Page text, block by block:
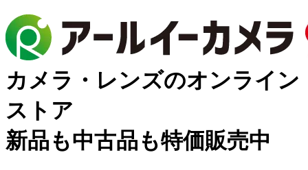
カメラ・レンズのオンライン
ストア
新品も中古品も特価販売中